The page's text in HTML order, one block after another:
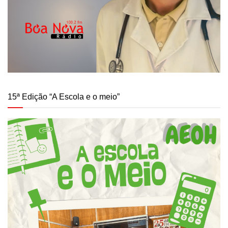
15ª Edição “A Escola e o meio”